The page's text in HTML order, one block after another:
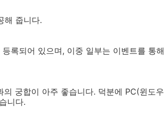
해 줍니다.
록되어 있으며, 이중 일부는 이벤트를 통해
궁합이 아주 좋습니다. 덕분에 PC(윈도우
니다.